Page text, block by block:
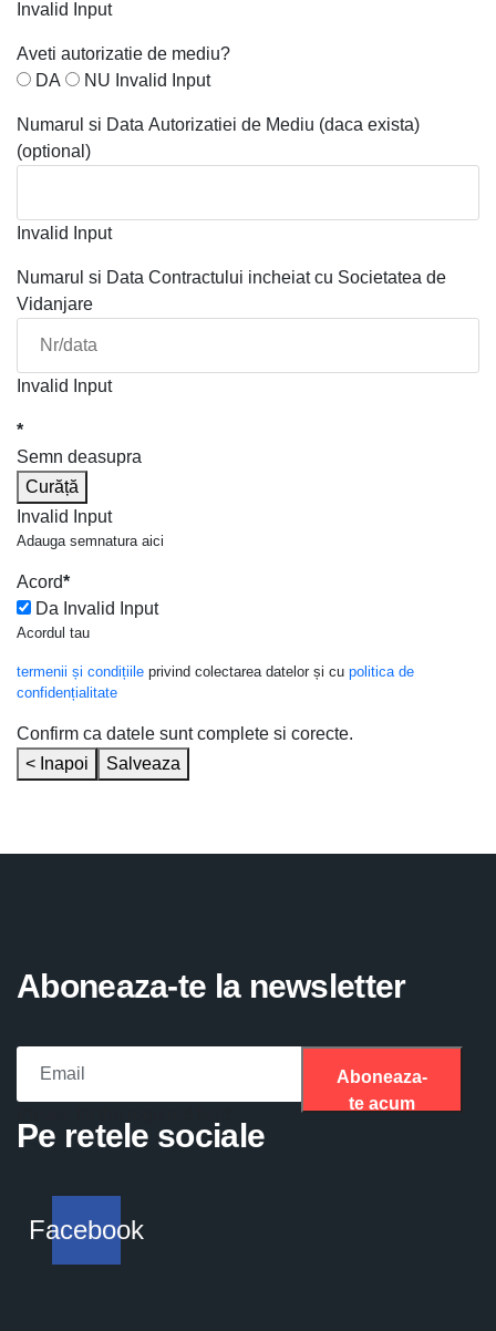
Invalid Input
Aveti autorizatie de mediu?
DA
NU Invalid Input
Numarul si Data Autorizatiei de Mediu (daca exista)
(optional)
Invalid Input
Numarul si Data Contractului incheiat cu Societatea de
Vidanjare
Invalid Input
*
Semn deasupra
Curăță
Invalid Input
Adauga semnatura aici
Acord*
Da Invalid Input
Acordul tau
termenii și condițiile privind colectarea datelor și cu politica de
confidențialitate
Confirm ca datele sunt complete si corecte.
< Inapoi
Salveaza
Aboneaza-te la newsletter
Aboneaza-
te acum
Pe retele sociale
Facebook